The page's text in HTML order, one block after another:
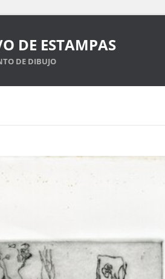
DE ESTAMPAS
DE DIBUJO